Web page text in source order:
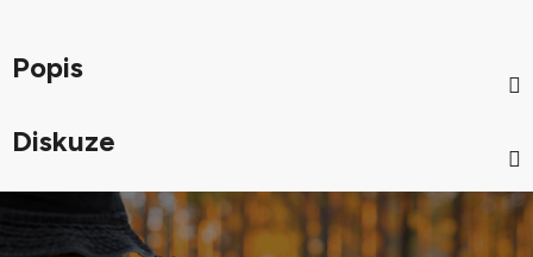
Popis
Diskuze